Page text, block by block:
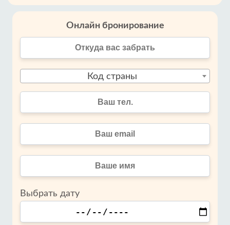
Онлайн бронирование
Код страны
Выбрать дату